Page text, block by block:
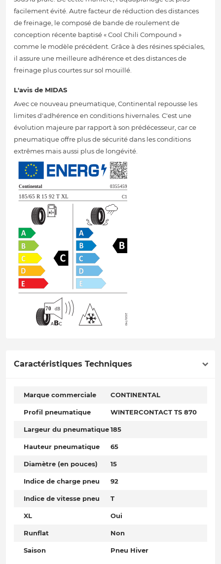
facilement évité. Autre facteur de réduction des distances
de freinage, le composé de bande de roulement de
conception récente baptisé « Cool Chili Compound »
comme le modèle précédent. Grâce à des résines spéciales,
il assure une meilleure adhérence et des distances de
freinage plus courtes sur sol mouillé.
L'avis de MIDAS
Avec ce nouveau pneumatique, Continental repousse les
limites d'adhérence en conditions hivernales. C'est une
évolution majeure par rapport à son prédécesseur, car ce
pneumatique offre plus de sécurité dans les conditions
extrêmes mais aussi plus de longévité.
Caractéristiques Techniques
Marque commerciale CONTINENTAL
Profil pneumatique WINTERCONTACT TS 870
Largeur du pneumatique185
Hauteur pneumatique 65
Diamètre (en pouces) 15
Indice de charge pneu 92
Indice de vitesse pneu T
XL Oui
Runflat Non
Saison Pneu Hiver